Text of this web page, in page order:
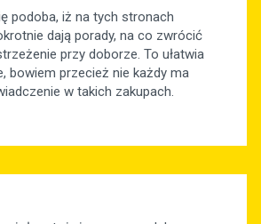
podoba, iż na tych stronach
dają porady, na co zwrócić
przy doborze. To ułatwia
bowiem przecież nie każdy ma
w takich zakupach.